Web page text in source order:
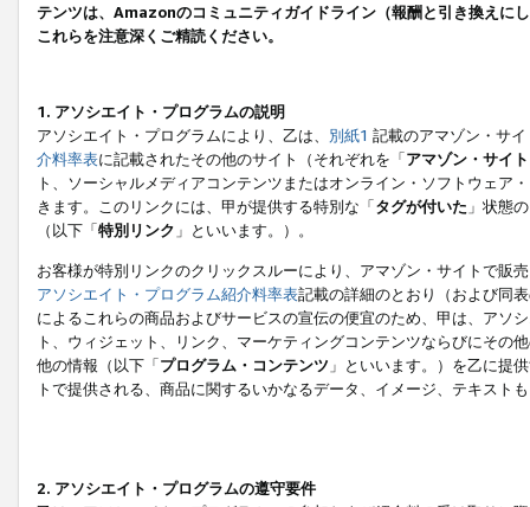
テンツは、Amazonのコミュニティガイドライン（報酬と引き換えに
これらを注意深くご精読ください。
1. アソシエイト・プログラムの説明
アソシエイト・プログラムにより、乙は、 別紙1 記載のアマゾン・サ
介料率表に記載されたその他のサイト（それぞれを「アマゾン・サイト
ト、ソーシャルメディアコンテンツまたはオンライン・ソフトウェア
きます。このリンクには、甲が提供する特別な「タグが付いた 」状態
（以下「特別リンク 」といいます。）。
お客様が特別リンクのクリックスルーにより、アマゾン・サイトで販
アソシエイト・プログラム紹介料率表記載の詳細のとおり（および同
によるこれらの商品およびサービスの宣伝の便宜のため、甲は、アソ
ト、ウィジェット、リンク、マーケティングコンテンツならびにその
他の情報（以下「プログラム・コンテンツ 」といいます。）を乙に提
トで提供される、商品に関するいかなるデータ、イメージ、テキス
2. アソシエイト・プログラムの遵守要件